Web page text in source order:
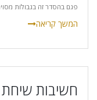
פגם בהסדר זה בגבולות
חשיבות